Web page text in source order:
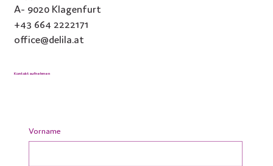
A- 9020 Klagenfurt
+43 664 2222171
office@delila.at
Kontakt aufnehmen
Vorname